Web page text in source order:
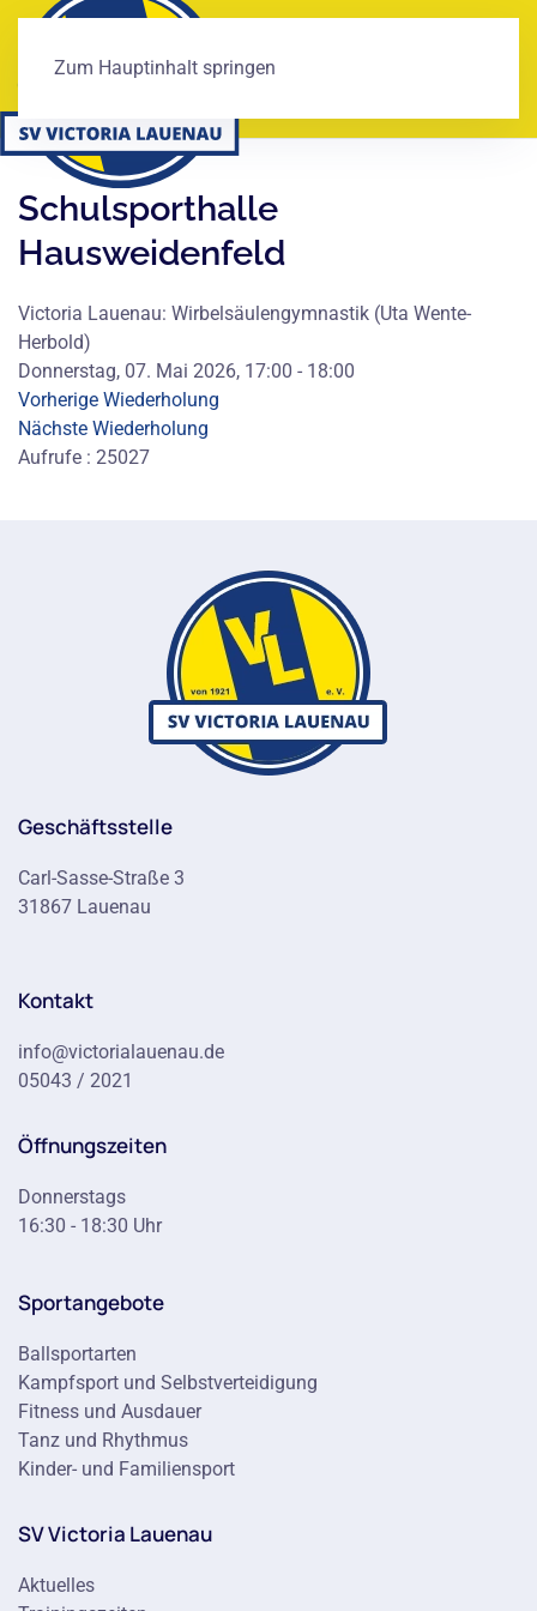
Zum Hauptinhalt springen
Schulsporthalle
Hausweidenfeld
Victoria Lauenau: Wirbelsäulengymnastik (Uta Wente-
Herbold)
Donnerstag, 07. Mai 2026, 17:00 - 18:00
Vorherige Wiederholung
Nächste Wiederholung
Aufrufe : 25027
Geschäftsstelle
Carl-Sasse-Straße 3
31867 Lauenau
Kontakt
info@victorialauenau.de
05043 / 2021
Öffnungszeiten
Donnerstags
16:30 - 18:30 Uhr
Sportangebote
Ballsportarten
Kampfsport und Selbstverteidigung
Fitness und Ausdauer
Tanz und Rhythmus
Kinder- und Familiensport
SV Victoria Lauenau
Aktuelles